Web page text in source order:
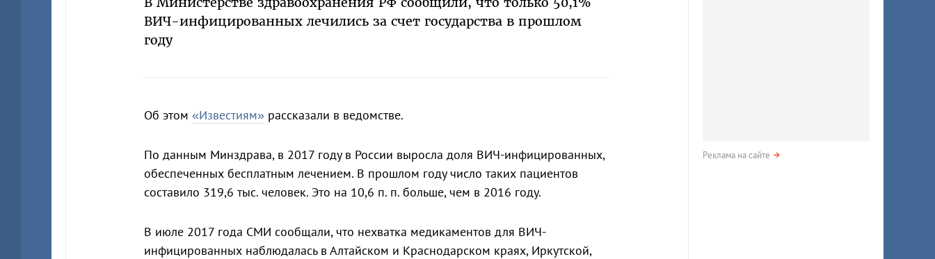
ВИЧ-инфицированных лечились за счет государства в прошлом
году
Об этом «Известиям» рассказали в ведомстве.
По данным Минздрава, в 2017 году в России выросла доля ВИЧ-инфицированных,
обеспеченных бесплатным лечением. В прошлом году число таких пациентов
составило 319,6 тыс. человек. Это на 10,6 п. п. больше, чем в 2016 году.
В июле 2017 года СМИ сообщали, что нехватка медикаментов для ВИЧ-
инфицированных наблюдалась в Алтайском и Краснодарском краях, Иркутской,
Реклама на сайте